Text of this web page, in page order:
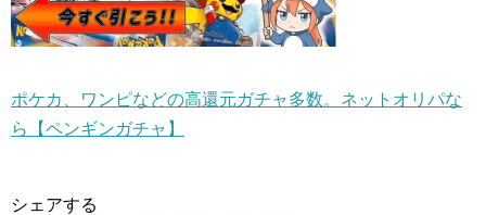
ポケカ、ワンピなどの高還元ガチャ多数。ネットオリパな
ら【ペンギンガチャ】
シェアする